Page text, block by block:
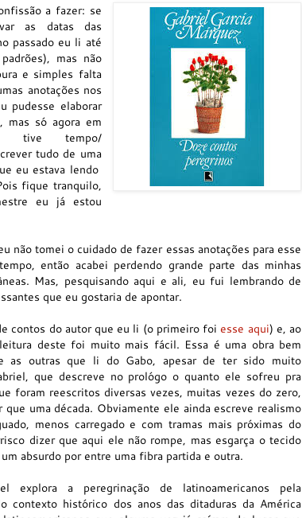
a fazer: se
as datas das
passado eu li até
mas não
e simples falta
anotações nos
pudesse elaborar
mas só agora em
tive tempo/
tudo de uma
eu estava lendo
fique tranquilo,
eu já estou
não tomei o cuidado de fazer essas anotações para esse
então acabei perdendo grande parte das minhas
Mas, pesquisando aqui e ali, eu fui lembrando de
que eu gostaria de apontar.
contos do autor que eu li (o primeiro foi esse aqui) e, ao
deste foi muito mais fácil. Essa é uma obra bem
as outras que li do Gabo, apesar de ter sido muito
que descreve no prológo o quanto ele sofreu pra
foram reescritos diversas vezes, muitas vezes do zero,
uma década. Obviamente ele ainda escreve realismo
menos carregado e com tramas mais próximas do
dizer que aqui ele não rompe, mas esgarça o tecido
absurdo por entre uma fibra partida e outra.
explora a peregrinação de latinoamericanos pela
contexto histórico dos anos das ditaduras da América